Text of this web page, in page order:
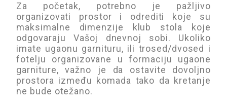
Za početak, potrebno je pažljivo
organizovati prostor i odrediti koje su
maksimalne dimenzije klub stola koje
odgovaraju Vašoj dnevnoj sobi. Ukoliko
imate ugaonu garnituru, ili trosed/dvosed i
fotelju organizovane u formaciju ugaone
garniture, važno je da ostavite dovoljno
prostora između komada tako da kretanje
ne bude otežano.